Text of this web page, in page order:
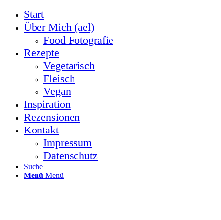
Start
Über Mich (ael)
Food Fotografie
Rezepte
Vegetarisch
Fleisch
Vegan
Inspiration
Rezensionen
Kontakt
Impressum
Datenschutz
Suche
Menü Menü